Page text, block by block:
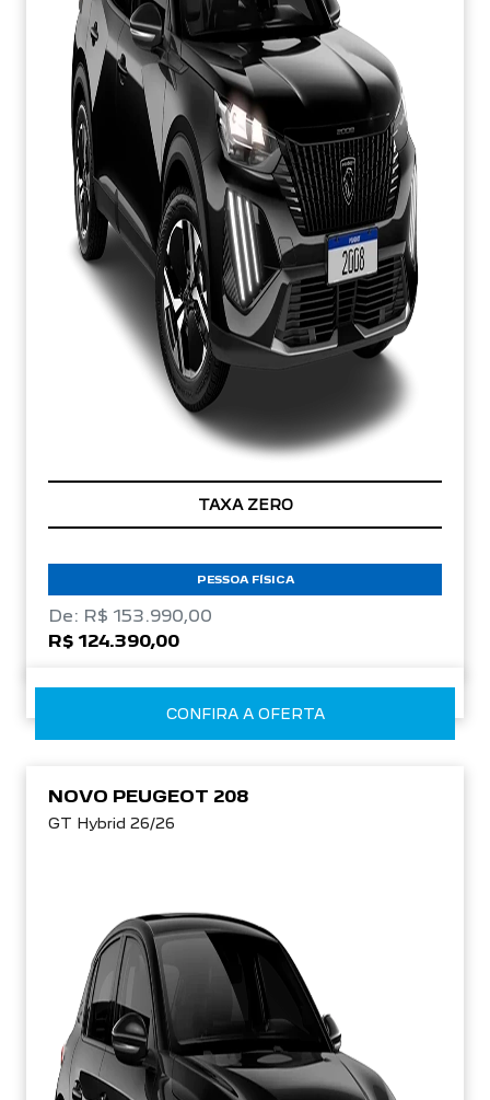
TAXA ZERO
PESSOA FÍSICA
De: R$ 153.990,00
R$ 124.390,00
CONFIRA A OFERTA
NOVO PEUGEOT 208
GT Hybrid 26/26